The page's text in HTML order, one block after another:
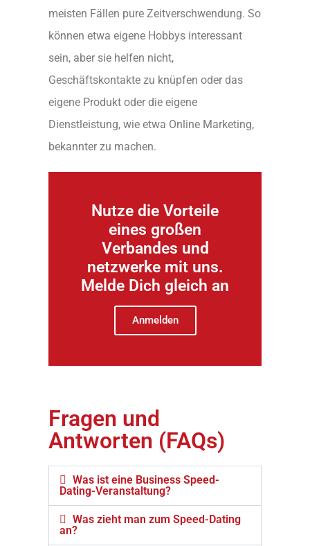
meisten Fällen pure Zeitverschwendung. So
können etwa eigene Hobbys interessant
sein, aber sie helfen nicht,
Geschäftskontakte zu knüpfen oder das
eigene Produkt oder die eigene
Dienstleistung, wie etwa Online Marketing,
bekannter zu machen.
Nutze die Vorteile
eines großen
Verbandes und
netzwerke mit uns.
Melde Dich gleich an
Anmelden
Fragen und
Antworten (FAQs)
Was ist eine Business Speed-
Dating-Veranstaltung?
Was zieht man zum Speed-Dating
an?